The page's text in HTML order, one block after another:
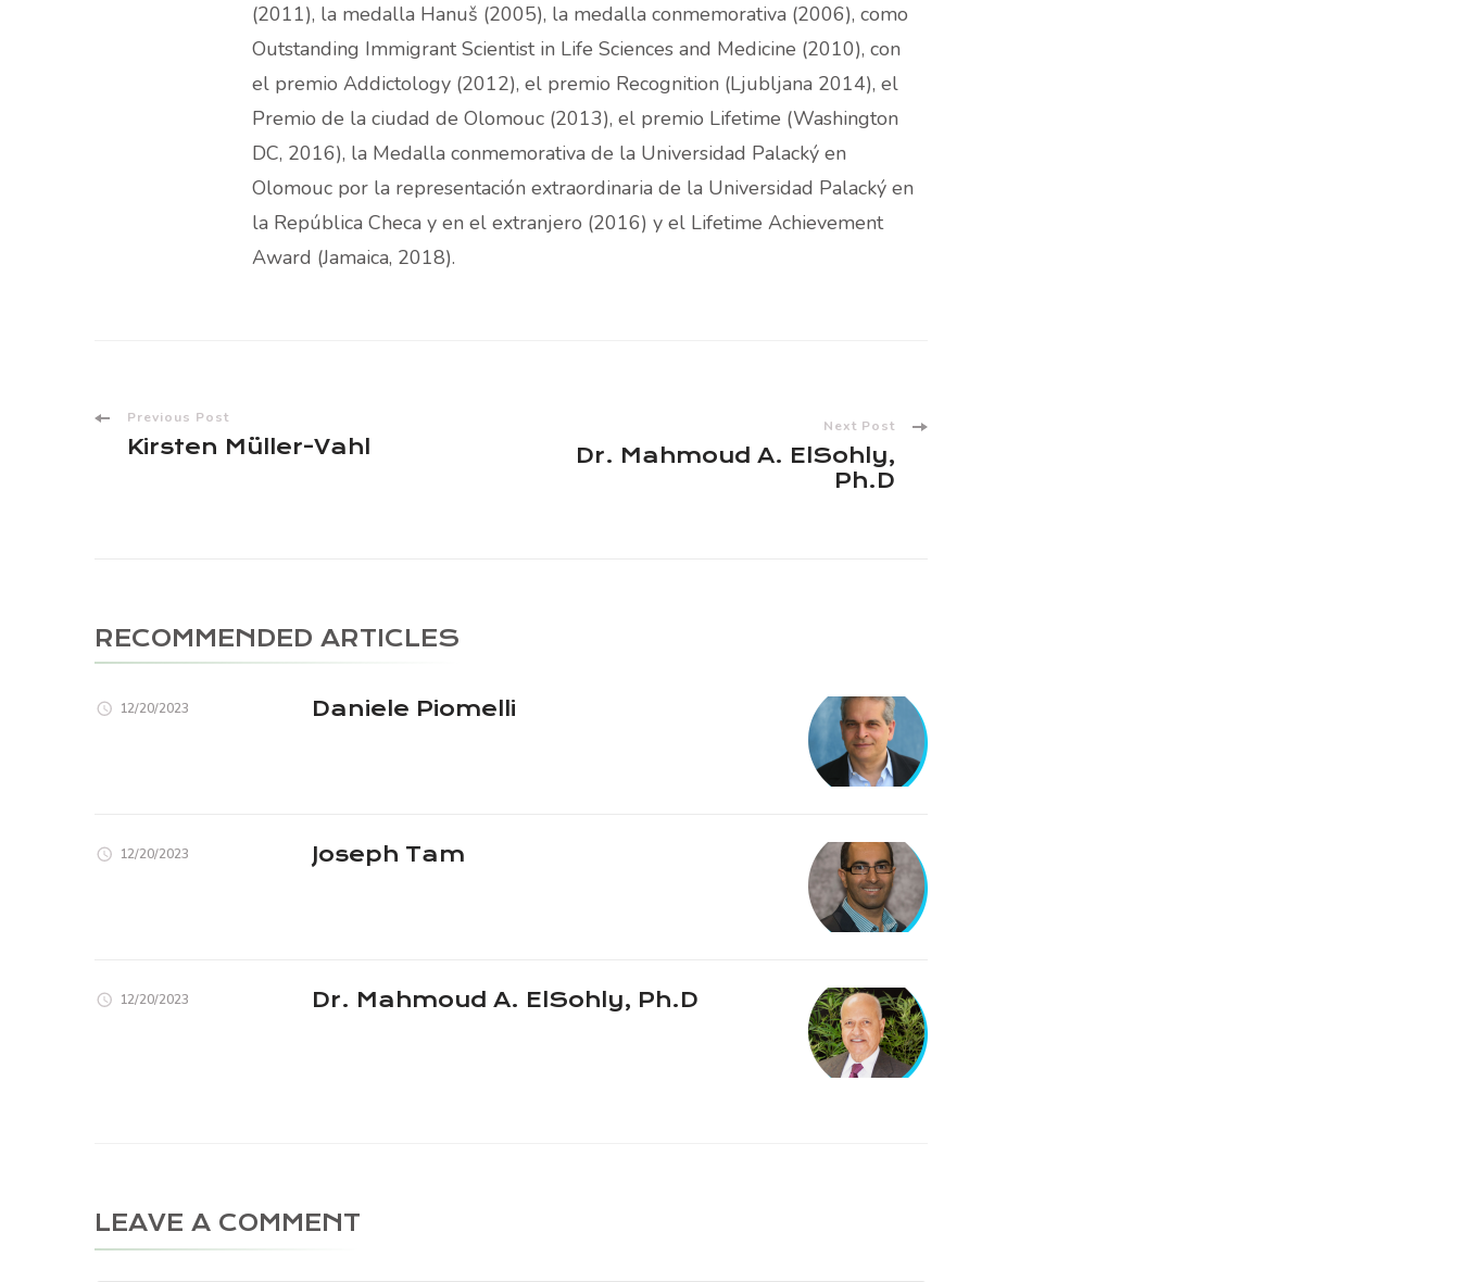
(2011), la medalla Hanuš (2005), la medalla conmemorativa (2006), como
Outstanding Immigrant Scientist in Life Sciences and Medicine (2010), con
el premio Addictology (2012), el premio Recognition (Ljubljana 2014), el
Premio de la ciudad de Olomouc (2013), el premio Lifetime (Washington
DC, 2016), la Medalla conmemorativa de la Universidad Palacký en
Olomouc por la representación extraordinaria de la Universidad Palacký en
la República Checa y en el extranjero (2016) y el Lifetime Achievement
Award (Jamaica, 2018).
Post
Previous Post
Kirsten Müller-Vahl
Next Post
Dr. Mahmoud A. ElSohly,
Ph.D
RECOMMENDED ARTICLES
12/20/2023 Daniele Piomelli
12/20/2023 Joseph Tam
12/20/2023 Dr. Mahmoud A. ElSohly, Ph.D
LEAVE A COMMENT